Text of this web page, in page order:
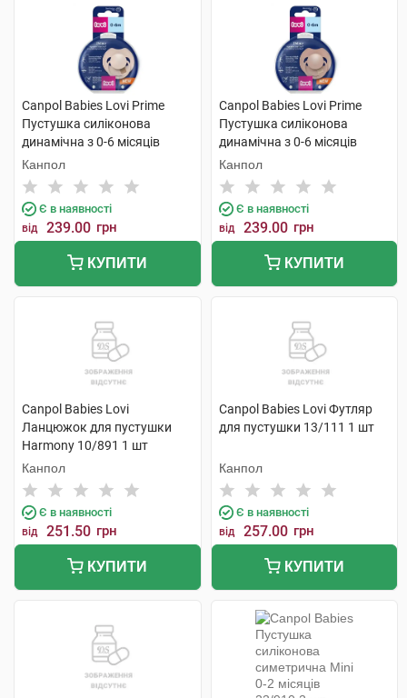
Canpol Babies Lovi Prime
Пустушка силіконова
динамічна з 0-6 місяців
34/404 1 шт
Канпол
Є в наявності
від 239.00 грн
КУПИТИ
Canpol Babies Lovi Prime
Пустушка силіконова
динамічна з 0-6 місяців
34/405 1 шт
Канпол
Є в наявності
від 239.00 грн
КУПИТИ
Canpol Babies Lovi
Ланцюжок для пустушки
Harmony 10/891 1 шт
Канпол
Є в наявності
від 251.50 грн
КУПИТИ
Canpol Babies Lovi Футляр
для пустушки 13/111 1 шт
Канпол
Є в наявності
від 257.00 грн
КУПИТИ